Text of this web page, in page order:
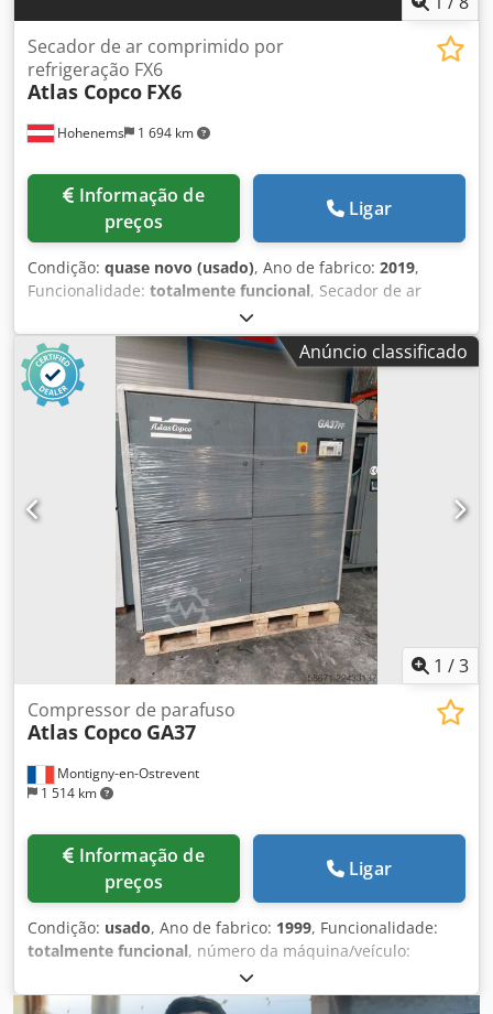
Hohenems 1 694 km
Secador de ar comprimido por
refrigeração FX6
Atlas Copco FX6
preços
Ligar
Condição: quase novo (usado), Ano de fabrico: 2019,
Funcionalidade: totalmente funcional, Secador de ar
refrigerado Atlas Copco FX6, usado. 2,34 m³/min 14 bar
Csdpfx Acjzrtbijnerf Ano de fabrico: 2019
Anúncio classificado
1 /3
Montigny-en-Ostrevent
1 514 km
Compressor de parafuso
Atlas Copco GA37
preços
Ligar
Condição: usado, Ano de fabrico: 1999, Funcionalidade:
totalmente funcional, número da máquina/veículo:
37 kW (50,31 cv)
funcionamento:7 barra, Equipamento:Placa de